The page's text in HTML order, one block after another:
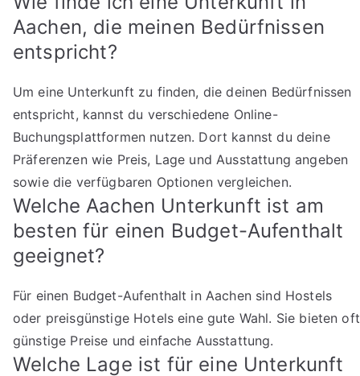
Aachen, die meinen Bedürfnissen
entspricht?
Um eine Unterkunft zu finden, die deinen Bedürfnissen
entspricht, kannst du verschiedene Online-
Buchungsplattformen nutzen. Dort kannst du deine
Präferenzen wie Preis, Lage und Ausstattung angeben
sowie die verfügbaren Optionen vergleichen.
Welche Aachen Unterkunft ist am
besten für einen Budget-Aufenthalt
geeignet?
Für einen Budget-Aufenthalt in Aachen sind Hostels
oder preisgünstige Hotels eine gute Wahl. Sie bieten oft
günstige Preise und einfache Ausstattung.
Welche Lage ist für eine Unterkunft